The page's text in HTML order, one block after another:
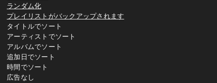
ランダム化
プレイリストがバックアップされます
タイトルでソート
アーティストでソート
アルバムでソート
追加日でソート
時間でソート
広告なし